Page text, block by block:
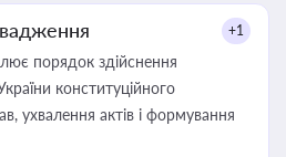
+1
порядок здійснення
конституційного
ухвалення актів і формування